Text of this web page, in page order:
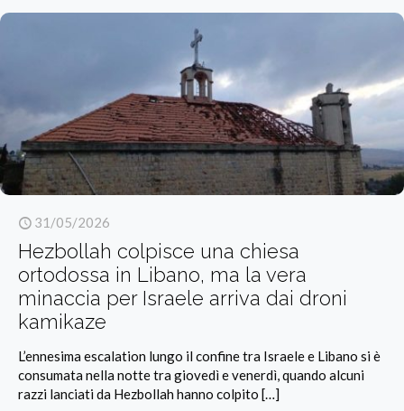
31/05/2026
Hezbollah colpisce una chiesa
ortodossa in Libano, ma la vera
minaccia per Israele arriva dai droni
kamikaze
L’ennesima escalation lungo il confine tra Israele e Libano si è
consumata nella notte tra giovedì e venerdì, quando alcuni
razzi lanciati da Hezbollah hanno colpito […]